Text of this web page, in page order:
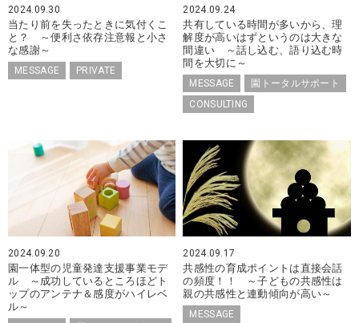
2024.09.30
当たり前を失ったときに気付くこ
と？ ～便利さ依存注意報と小さ
な感謝～
MESSAGE PRIVATE
2024.09.24
共有している時間が多いから、理
解度が高いはずというのは大きな
間違い ～話し込む、語り込む時
間を大切に～
MESSAGE
園トータルサポート
CONSULTING
2024.09.20
園一体型の児童発達支援事業モデ
ル ～成功しているところほどト
ップのアンテナ＆感度がハイレベ
ル～
2024.09.17
共感性の育成ポイントは直接会話
の頻度！！ ～子どもの共感性は
親の共感性と連動傾向が高い～
MESSAGE